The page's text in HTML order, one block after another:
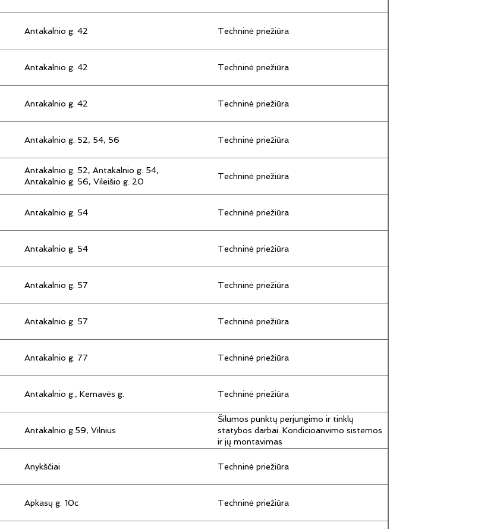
Antakalnio g. 42 Techninė priežiūra
Antakalnio g. 42 Techninė priežiūra
Antakalnio g. 42 Techninė priežiūra
Antakalnio g. 52, 54, 56 Techninė priežiūra
Antakalnio g. 52, Antakalnio g. 54,
Antakalnio g. 56, Vileišio g. 20
Techninė priežiūra
Antakalnio g. 54 Techninė priežiūra
Antakalnio g. 54 Techninė priežiūra
Antakalnio g. 57 Techninė priežiūra
Antakalnio g. 57 Techninė priežiūra
Antakalnio g. 77 Techninė priežiūra
Antakalnio g., Kernavės g. Techninė priežiūra
Antakalnio g.59, Vilnius
Šilumos punktų perjungimo ir tinklų
statybos darbai. Kondicioanvimo sistemos
ir jų montavimas
Anykščiai Techninė priežiūra
Apkasų g. 10c Techninė priežiūra